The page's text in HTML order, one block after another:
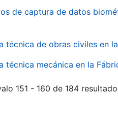
de captura de datos
técnica de obras civiles en
técnica mecánica en la
151 - 160 de 184